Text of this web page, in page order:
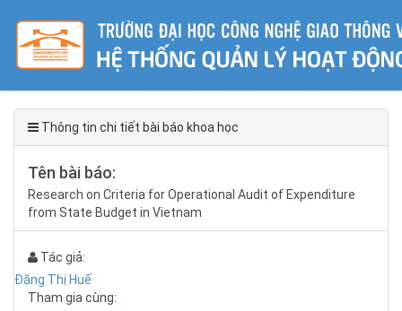
Thông tin chi tiết bài báo khoa học
Tên bài báo:
Research on Criteria for Operational Audit of Expenditure
from State Budget in Vietnam
Tác giả:
Đặng Thị Huế
Tham gia cùng: